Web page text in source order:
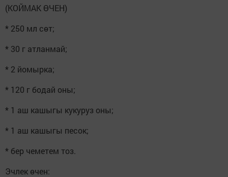
(КОЙМАК ӨЧЕН)
* 250 мл сөт;
* 30 г атланмай;
* 2 йомырка;
* 120 г бодай оны;
* 1 аш кашыгы кукуруз оны;
* 1 аш кашыгы песок;
* бер чеметем тоз.
Эчлек өчен: